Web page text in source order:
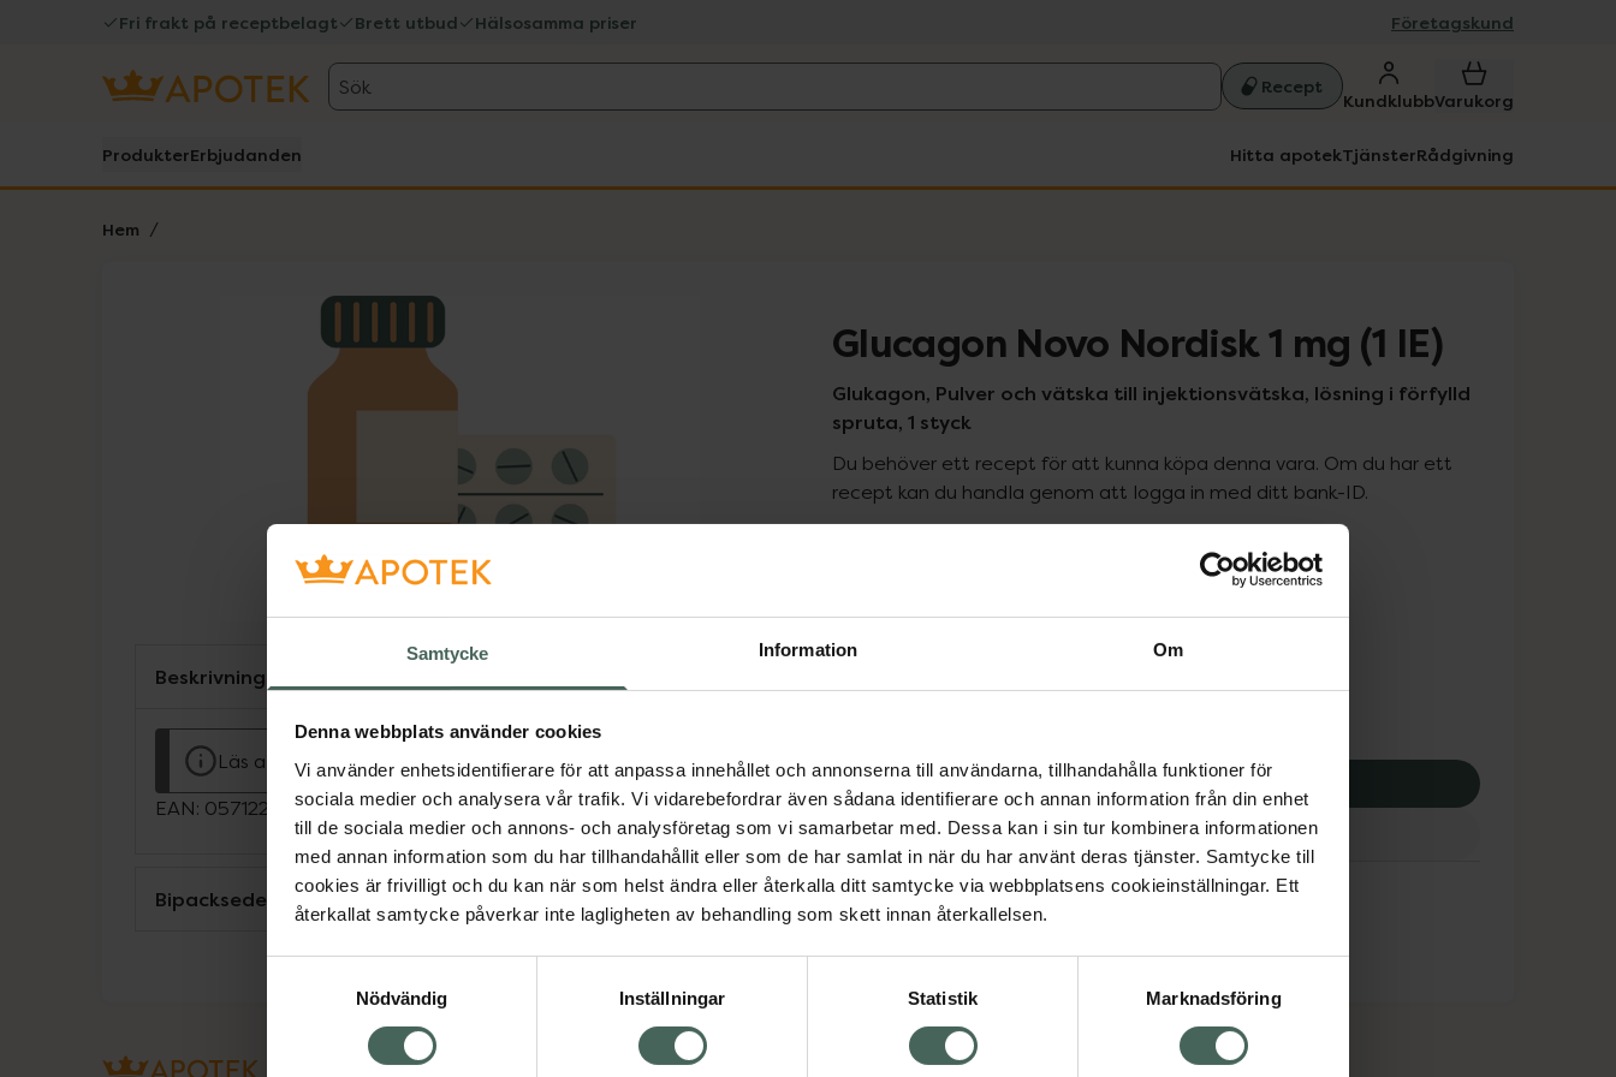
Samtycke Information Om
Denna webbplats använder cookies
Vi använder enhetsidentifierare för att anpassa innehållet och annonserna till användarna, tillhandahålla funktioner för
sociala medier och analysera vår trafik. Vi vidarebefordrar även sådana identifierare och annan information från din enhet
till de sociala medier och annons- och analysföretag som vi samarbetar med. Dessa kan i sin tur kombinera informationen
med annan information som du har tillhandahållit eller som de har samlat in när du har använt deras tjänster. Samtycke till
cookies är frivilligt och du kan när som helst ändra eller återkalla ditt samtycke via webbplatsens cookieinställningar. Ett
återkallat samtycke påverkar inte lagligheten av behandling som skett innan återkallelsen.
Nödvändig
Inställningar Statistik Marknadsföring
Fri frakt på receptbelagt Brett utbud Hälsosamma priser Företagskund
Sök Recept
KundklubbVarukorg
ProdukterErbjudanden Hitta apotekTjänsterRådgivning
Hem
Lista: . Innehåller 1 objekt. Glucagon Novo Nordisk 1 mg (1 IE)
Glukagon, Pulver och vätska till injektionsvätska, lösning i förfylld
spruta, 1 styck
Du behöver ett recept för att kunna köpa denna vara. Om du har ett
recept kan du handla genom att logga in med ditt bank-ID.
Pris med recept
213,44 kr
Köp via ditt recept
Aktuella erbjudanden
Beskrivning
Läs alltid bipacksedeln innan användning.
EAN: 05712249103583
Bipacksedel från FASS Visa
Om recept och läkemedel